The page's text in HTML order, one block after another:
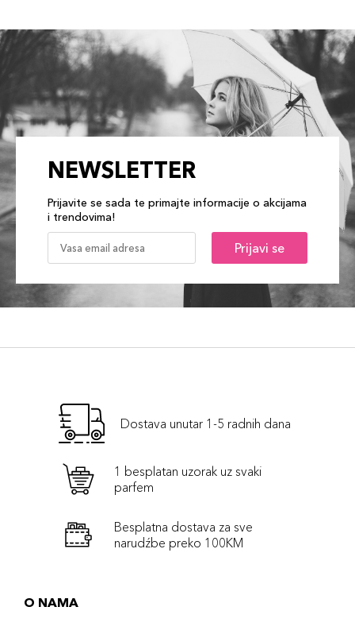
NEWSLETTER
Prijavite se sada te primajte informacije o akcijama
i trendovima!
Prijavi se
Dostava unutar 1-5 radnih dana
1 besplatan uzorak uz svaki
parfem
Besplatna dostava za sve
narudźbe preko 100KM
O NAMA